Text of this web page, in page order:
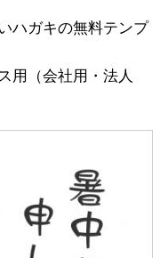
ハガキの無料テンプ
用（会社用・法人